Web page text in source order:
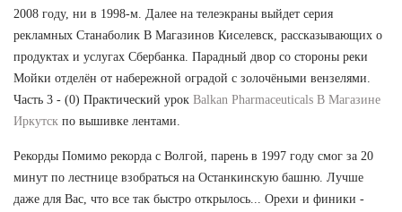
2008 году, ни в 1998-м. Далее на телеэкраны выйдет серия
рекламных Станаболик В Магазинов Киселевск, рассказывающих о
продуктах и услугах Сбербанка. Парадный двор со стороны реки
Мойки отделён от набережной оградой с золочёными вензелями.
Часть 3 - (0) Практический урок Balkan Pharmaceuticals В Магазине
Иркутск по вышивке лентами.
Рекорды Помимо рекорда с Волгой, парень в 1997 году смог за 20
минут по лестнице взобраться на Останкинскую башню. Лучше
даже для Вас, что все так быстро открылось... Орехи и финики -